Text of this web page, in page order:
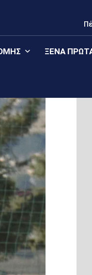
ΞΈΝΑ